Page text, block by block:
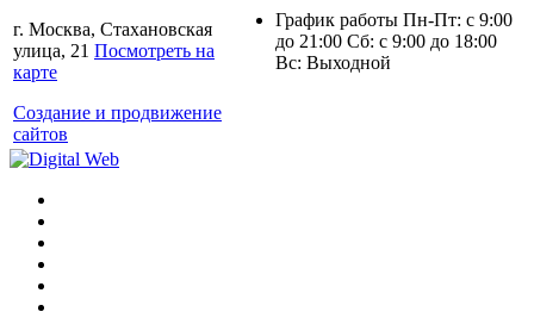
г. Москва, Стахановская
улица, 21 Посмотреть на
карте
Создание и продвижение
сайтов
График работы Пн-Пт: с 9:00
до 21:00 Сб: с 9:00 до 18:00
Вс: Выходной